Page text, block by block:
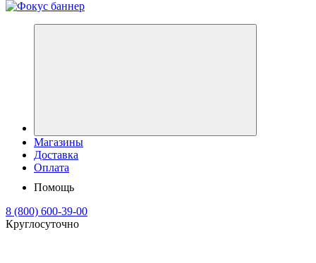
Магазины
Доставка
Оплата
Помощь
8 (800) 600-39-00
Круглосуточно